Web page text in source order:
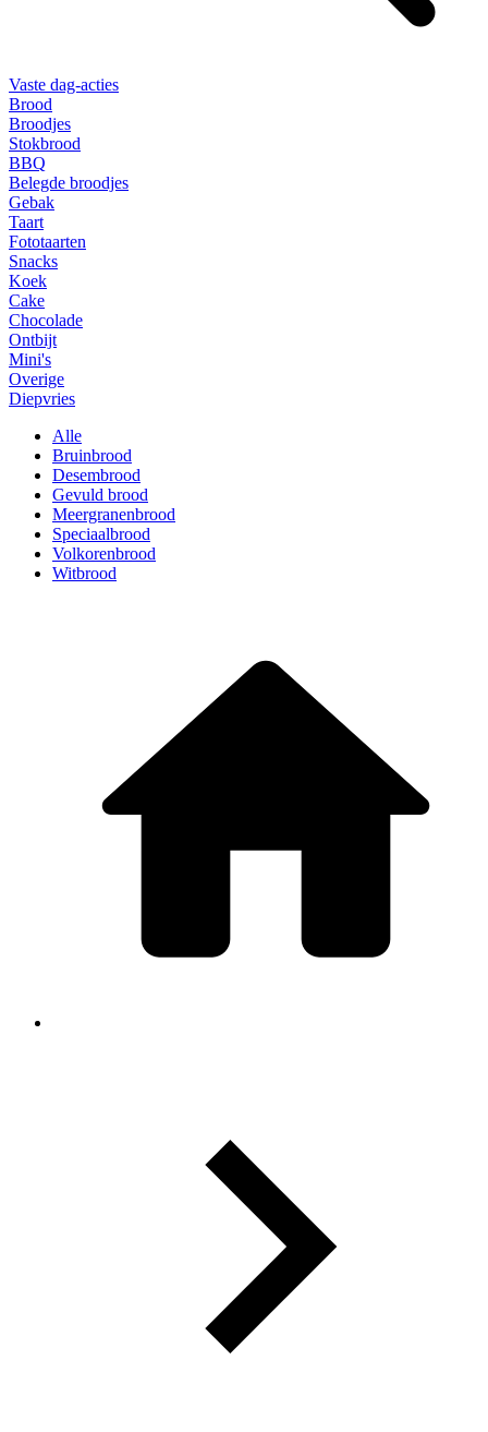
Vaste dag-acties
Brood
Broodjes
Stokbrood
BBQ
Belegde broodjes
Gebak
Taart
Fototaarten
Snacks
Koek
Cake
Chocolade
Ontbijt
Mini's
Overige
Diepvries
Alle
Bruinbrood
Desembrood
Gevuld brood
Meergranenbrood
Speciaalbrood
Volkorenbrood
Witbrood